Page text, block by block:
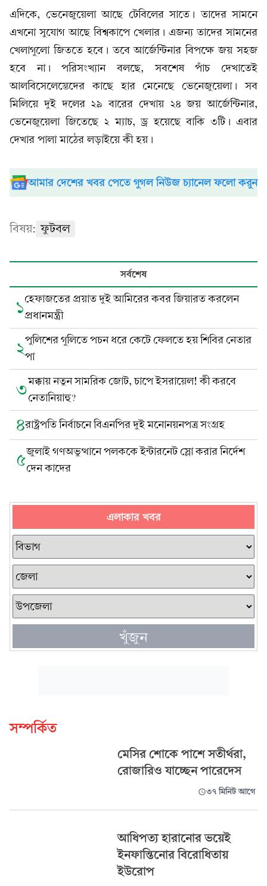
এদিকে, ভেনেজুয়েলা আছে টেবিলের সাতে। তাদের সামনে
এখনো সুযোগ আছে বিশ্বকাপে খেলার। এজন্য তাদের সামনের
খেলাগুলো জিততে হবে। তবে আর্জেন্টিনার বিপক্ষে জয় সহজ
হবে না। পরিসংখ্যান বলছে, সবশেষ পাঁচ দেখাতেই
আলবিসেলেস্তেদের কাছে হার মেনেছে ভেনেজুয়েলা। সব
মিলিয়ে দুই দলের ২৯ বারের দেখায় ২৪ জয় আর্জেন্টিনার,
ভেনেজুয়েলা জিতেছে ২ ম্যাচ, ড্র হয়েছে বাকি ৩টি। এবার
দেখার পালা মাঠের লড়াইয়ে কী হয়।
আমার দেশের খবর পেতে গুগল নিউজ চ্যানেল ফলো করুন
বিষয়: ফুটবল
সর্বশেষ
১হেফাজতের প্রয়াত দুই আমিরের কবর জিয়ারত করলেন
প্রধানমন্ত্রী
২পুলিশের গুলিতে পচন ধরে কেটে ফেলতে হয় শিবির নেতার
পা
৩মক্কায় নতুন সামরিক জোট, চাপে ইসরায়েল! কী করবে
নেতানিয়াহু?
৪রাষ্ট্রপতি নির্বাচনে বিএনপির দুই মনোনয়নপত্র সংগ্রহ
৫জুলাই গণঅভুত্থানে পলককে ইন্টারনেট স্লো করার নির্দেশ
দেন কাদের
এলাকার খবর
খুঁজুন
সম্পর্কিত
মেসির শোকে পাশে সতীর্থরা,
রোজারিও যাচ্ছেন পারেদেস
৩৭ মিনিট আগে
আধিপত্য হারানোর ভয়েই
ইনফান্তিনোর বিরোধিতায়
ইউরোপ